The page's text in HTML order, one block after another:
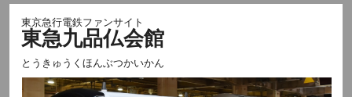
東京急行電鉄ファンサイト
東急九品仏会館
とうきゅうくほんぶつかいかん